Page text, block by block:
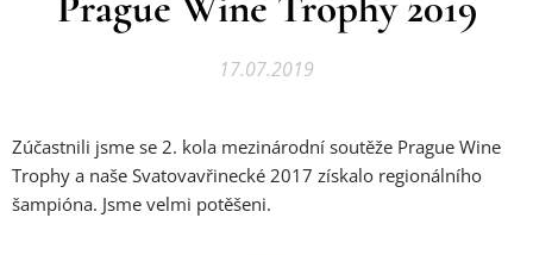
17.07.2019
Zúčastnili jsme se 2. kola mezinárodní soutěže Prague Wine
Trophy a naše Svatovavřinecké 2017 získalo regionálního
šampióna. Jsme velmi potěšeni.